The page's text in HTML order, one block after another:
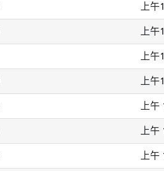
上午
上午
上午
上午
上午
上午
上午